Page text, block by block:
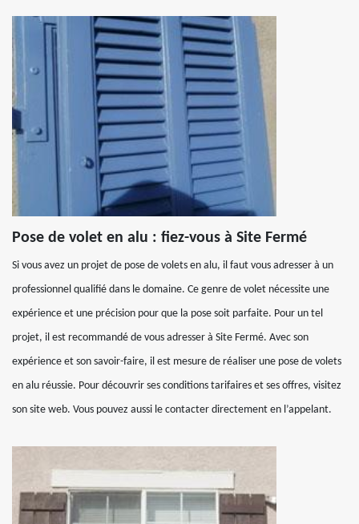
Pose de volet en alu : fiez-vous à Site Fermé
Si vous avez un projet de pose de volets en alu, il faut vous adresser à un
professionnel qualifié dans le domaine. Ce genre de volet nécessite une
expérience et une précision pour que la pose soit parfaite. Pour un tel
projet, il est recommandé de vous adresser à Site Fermé. Avec son
expérience et son savoir-faire, il est mesure de réaliser une pose de volets
en alu réussie. Pour découvrir ses conditions tarifaires et ses offres, visitez
son site web. Vous pouvez aussi le contacter directement en l’appelant.